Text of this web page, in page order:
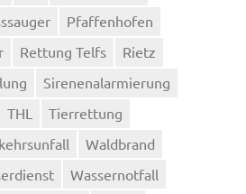
Pfaffenhofen
Rettung Telfs
Rietz
Sirenenalarmierung
THL
Tierrettung
Waldbrand
Wassernotfall